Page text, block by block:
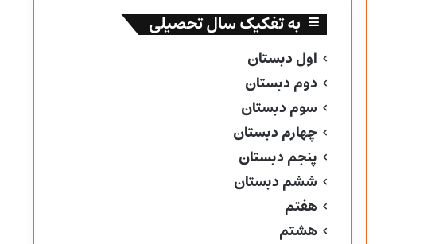
به تفکیک سال تحصیلی
اول دبستان
دوم دبستان
سوم دبستان
چهارم دبستان
پنجم دبستان
ششم دبستان
هفتم
هشتم